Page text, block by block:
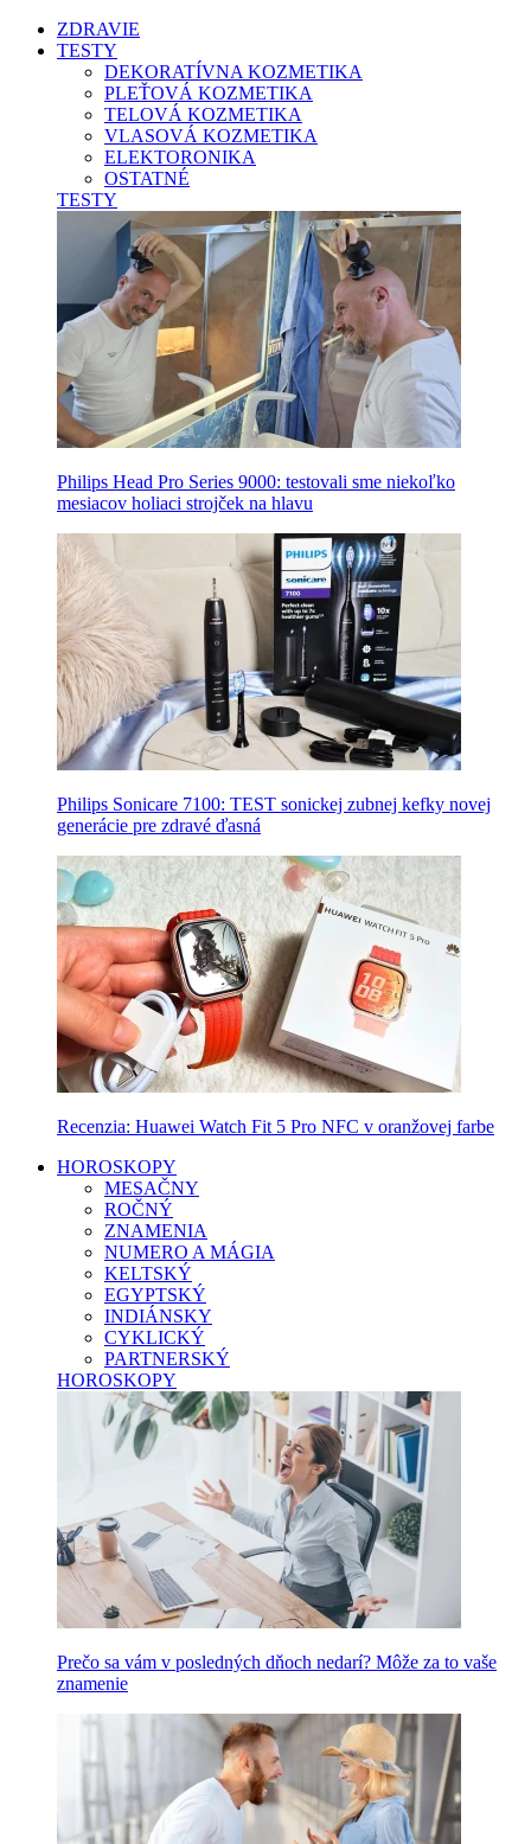
ZDRAVIE
TESTY
DEKORATÍVNA KOZMETIKA
PLEŤOVÁ KOZMETIKA
TELOVÁ KOZMETIKA
VLASOVÁ KOZMETIKA
ELEKTORONIKA
OSTATNÉ
TESTY
Philips Head Pro Series 9000: testovali sme niekoľko
mesiacov holiaci strojček na hlavu
Philips Sonicare 7100: TEST sonickej zubnej kefky novej
generácie pre zdravé ďasná
Recenzia: Huawei Watch Fit 5 Pro NFC v oranžovej farbe
HOROSKOPY
MESAČNY
ROČNÝ
ZNAMENIA
NUMERO A MÁGIA
KELTSKÝ
EGYPTSKÝ
INDIÁNSKY
CYKLICKÝ
PARTNERSKÝ
HOROSKOPY
Prečo sa vám v posledných dňoch nedarí? Môže za to vaše
znamenie